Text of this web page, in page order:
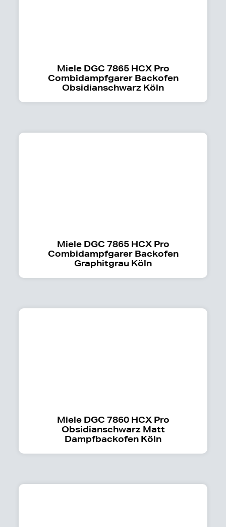
Miele DGC 7865 HCX Pro
Combidampfgarer Backofen
Obsidianschwarz Köln
Miele DGC 7865 HCX Pro
Combidampfgarer Backofen
Graphitgrau Köln
Miele DGC 7860 HCX Pro
Obsidianschwarz Matt
Dampfbackofen Köln